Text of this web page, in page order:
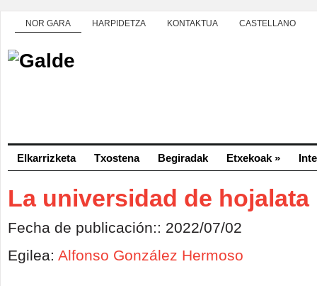
NOR GARA HARPIDETZA KONTAKTUA CASTELLANO
Elkarrizketa Txostena Begiradak Etxekoak »
La universidad de hojalata
Fecha de publicación:: 2022/07/02
Egilea: Alfonso González Hermoso